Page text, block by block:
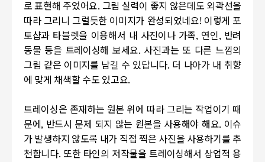
로 표현해 주었어요. 그림 실력이 좋지 않은데도 외곽선을
따라 그리니 그럴듯한 이미지가 완성되었네요! 이렇게 포
토샵과 타블렛을 이용해서 내 사진이나 가족, 연인, 반려
동물 등을 트레이싱해 보세요. 사진과는 또 다른 느낌의
그림 같은 이미지를 남길 수 있답니다. 더 나아가 내 취향
에 맞게 채색할 수도 있고요.
트레이싱은 존재하는 원본 위에 따라 그리는 작업이기 때
문에, 반드시 문제 되지 않는 원본을 사용해야 해요. 이슈
가 발생하지 않도록 내가 직접 찍은 사진을 사용하기를 추
천합니다. 또한 타인의 저작물을 트레이싱해서 상업적 용